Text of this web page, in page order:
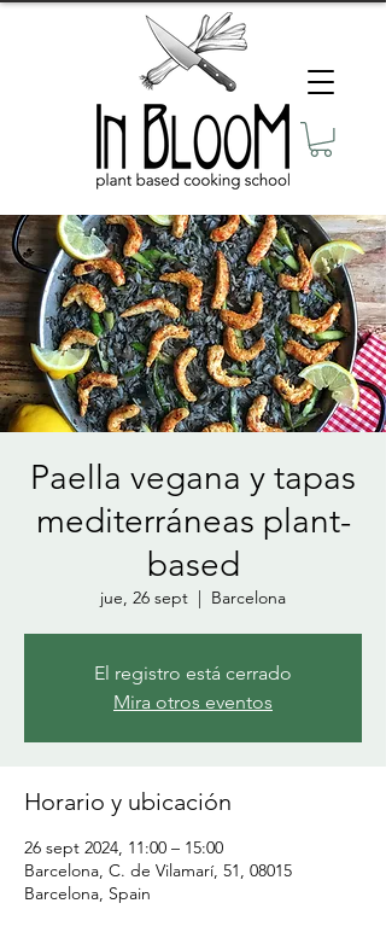
Paella vegana y tapas
mediterráneas plant-
based
jue, 26 sept
  |
Barcelona
El registro está cerrado
Mira otros eventos
Horario y ubicación
26 sept 2024, 11:00 – 15:00
Barcelona, C. de Vilamarí, 51, 08015
Barcelona, Spain